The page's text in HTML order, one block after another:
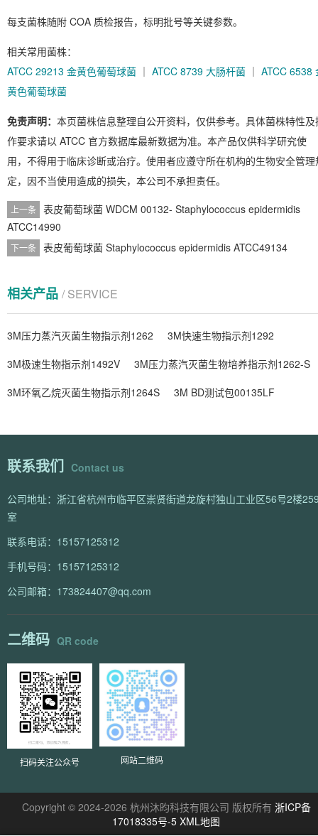
每支菌株随附 COA 质检报告，标明批号等关键参数。
相关常用菌株：
ATCC 29213 金黄色葡萄球菌 ｜ ATCC 8739 大肠杆菌 ｜ ATCC 6538
黄色葡萄球菌
免责声明： 本页菌株信息整理自公开资料，仅供参考。具体菌株特性及
作要求请以 ATCC 官方数据库最新数据为准。本产品仅供科学研究使
用，不得用于临床诊断或治疗。使用者应遵守所在机构的生物安全管理
定，因不当使用造成的损失，本公司不承担责任。
上一条
表皮葡萄球菌 WDCM 00132- Staphylococcus epidermidis
ATCC14990
下一条 表皮葡萄球菌 Staphylococcus epidermidis ATCC49134
相关产品 / SERVICE
3M压力蒸汽灭菌生物指示剂1262
3M快速生物指示剂1292
3M极速生物指示剂1492V
3M压力蒸汽灭菌生物培养指示剂1262-S
3M环氧乙烷灭菌生物指示剂1264S
3M BD测试包00135LF
联系我们 Contact us
公司地址：浙江省杭州市临平区崇贤街道龙旋村独山工业区56号2楼
室
联系电话：15157125312
手机号码：15157125312
公司邮箱：173824407@qq.com
二维码 QR code
扫码关注公众号 网站二维码
Copyright © 2024-2026 杭州沐昀科技有限公司 版权所有 浙ICP备
17018335号-5 XML地图